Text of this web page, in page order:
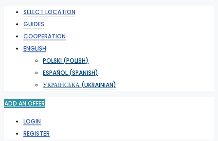
SELECT LOCATION
GUIDES
COOPERATION
ENGLISH
POLSKI (POLISH)
ESPAÑOL (SPANISH)
УКРАЇНСЬКА (UKRAINIAN)
ADD AN OFFER
LOGIN
REGISTER